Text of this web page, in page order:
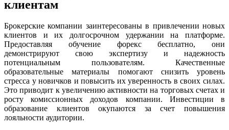
клиентам
Брокерские компании заинтересованы в привлечении новых
клиентов и их долгосрочном удержании на платформе.
Предоставляя обучение форекс бесплатно, они
демонстрируют свою экспертизу и надежность
потенциальным пользователям. Качественные
образовательные материалы помогают снизить уровень
стресса у новичков и повысить их уверенность в своих силах.
Это приводит к увеличению активности на торговых счетах и
росту комиссионных доходов компании. Инвестиции в
образование клиентов окупаются за счет повышения
лояльности аудитории.